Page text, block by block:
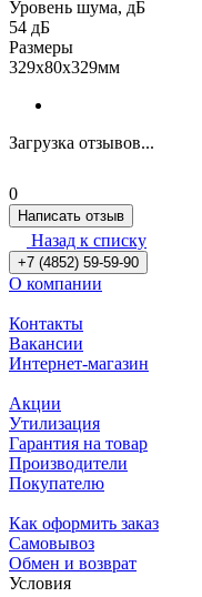
Уровень шума, дБ
54 дБ
Размеры
329x80x329мм
Загрузка отзывов...
0
Написать отзыв
Назад к списку
+7 (4852) 59-59-90
О компании
Контакты
Вакансии
Интернет-магазин
Акции
Утилизация
Гарантия на товар
Производители
Покупателю
Как оформить заказ
Самовывоз
Обмен и возврат
Условия